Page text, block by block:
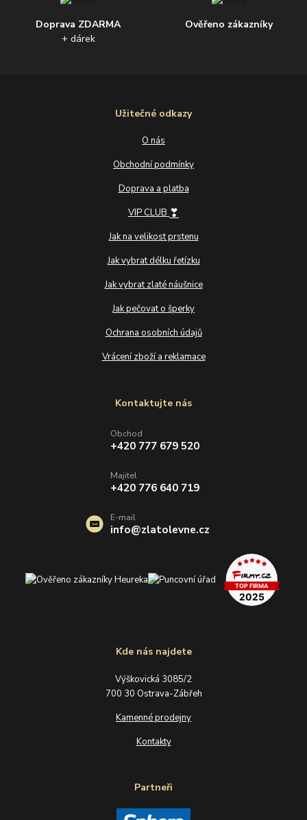
Doprava ZDARMA
+ dárek
Ověřeno zákazníky
Užitečné odkazy
O nás
Obchodní podmínky
Doprava a platba
VIP CLUB ❣
Jak na velikost prstenu
Jak vybrat délku řetízku
Jak vybrat zlaté náušnice
Jak pečovat o šperky
Ochrana osobních údajů
Vrácení zboží a reklamace
Kde nás najdete
Výškovická 3085/2
700 30 Ostrava-Zábřeh
Kamenné prodejny
Kontakty
Partneři
Kontaktujte nás
Obchod
+420 777 679 520
Majitel
+420 776 640 719
E-mail
info@zlatolevne.cz